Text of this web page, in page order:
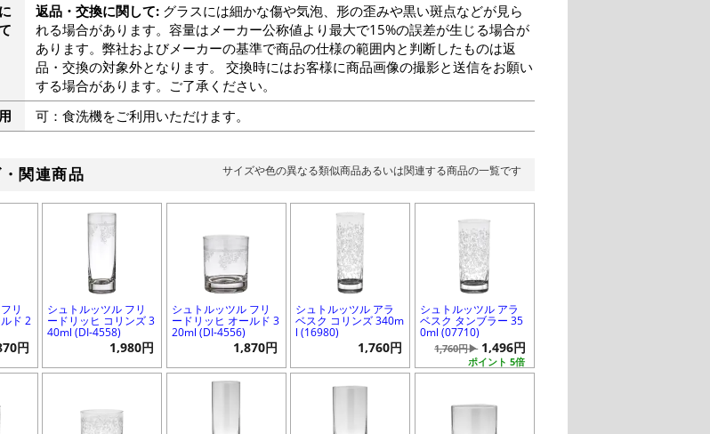
返品・交換に関して:グラスには細かな傷や気泡、形の歪みや黒い斑点などが見ら
れる場合があります。容量はメーカー公称値より最大で15%の誤差が生じる場合が
あります。弊社およびメーカーの基準で商品の仕様の範囲内と判断したものは返
品・交換の対象外となります。 交換時にはお客様に商品画像の撮影と送信をお願い
する場合があります。ご了承ください。
可：食洗機をご利用いただけます。
関連商品 サイズや色の異なる類似商品あるいは関連する商品の一覧です
リ
ド 2
円
シュトルッツル フリ
ードリッヒ コリンズ 3
40ml (DI-4558)
1,980円
シュトルッツル フリ
ードリッヒ オールド 3
20ml (DI-4556)
1,870円
シュトルッツル アラ
ベスク コリンズ 340m
l (16980)
1,760円
シュトルッツル アラ
ベスク タンブラー 35
0ml (07710)
ポイント 5倍
1,760円▶ 1,496円